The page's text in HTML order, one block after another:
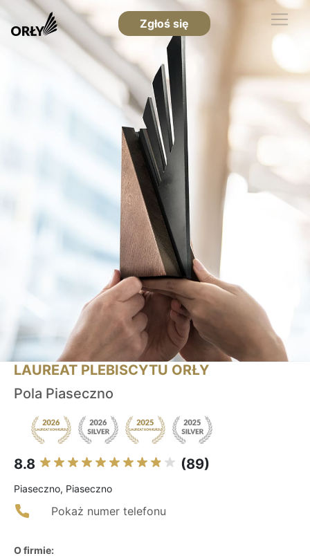
Zgłoś się
LAUREAT PLEBISCYTU ORŁY
Pola Piaseczno
8.8 (89)
Piaseczno, Piaseczno
Pokaż numer telefonu
O firmie: